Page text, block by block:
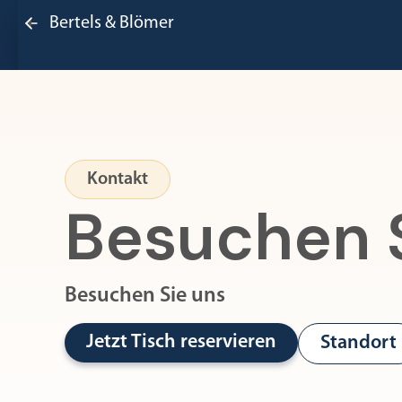
Bertels & Blömer
Kontakt
Besuchen
Besuchen Sie uns
Jetzt Tisch reservieren Standort